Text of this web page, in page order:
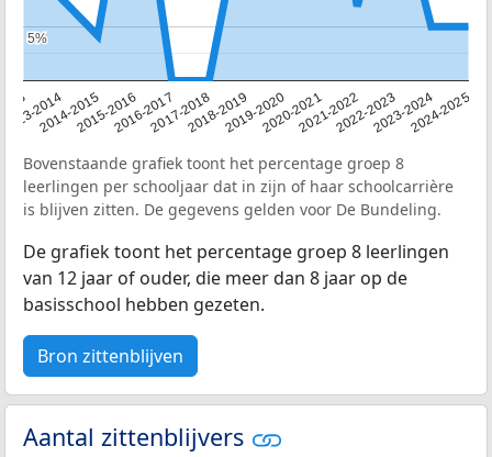
2013-20142014-20152015-20162016-20172017-20182018-20192019-20202020-20212021-20222022-20232023-20242024-2025
5%
5%
Bovenstaande grafiek toont het percentage groep 8
leerlingen per schooljaar dat in zijn of haar schoolcarrière
is blijven zitten. De gegevens gelden voor De Bundeling.
De grafiek toont het percentage groep 8 leerlingen
van 12 jaar of ouder, die meer dan 8 jaar op de
basisschool hebben gezeten.
Bron zittenblijven
Aantal zittenblijvers